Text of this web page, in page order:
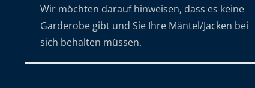
Wir möchten darauf hinweisen, dass es keine
Garderobe gibt und Sie Ihre Mäntel/Jacken bei
sich behalten müssen.